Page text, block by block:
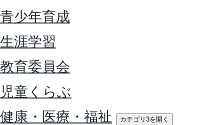
青少年育成
生涯学習
教育委員会
児童くらぶ
健康・医療・福祉
カテゴリ3を開く